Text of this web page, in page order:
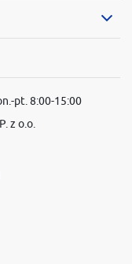
pt. 8:00-15:00
z o.o.